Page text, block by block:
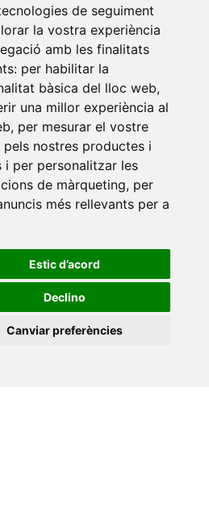
de seguiment
la vostra experiència
amb les finalitats
per habilitar la
bàsica del lloc web,
una millor experiència al
, per mesurar el vostre
pels nostres productes i
i per personalitzar les
de màrqueting, per
més rellevants per a
Estic d’acord
Declino
Canviar preferències
local 10
s/n
Plana